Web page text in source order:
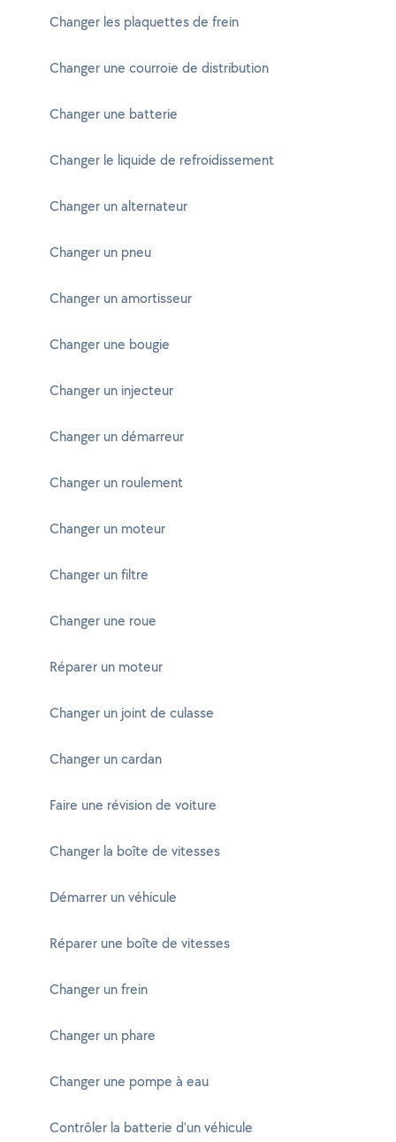
Changer les plaquettes de frein
Changer une courroie de distribution
Changer une batterie
Changer le liquide de refroidissement
Changer un alternateur
Changer un pneu
Changer un amortisseur
Changer une bougie
Changer un injecteur
Changer un démarreur
Changer un roulement
Changer un moteur
Changer un filtre
Changer une roue
Réparer un moteur
Changer un joint de culasse
Changer un cardan
Faire une révision de voiture
Changer la boîte de vitesses
Démarrer un véhicule
Réparer une boîte de vitesses
Changer un frein
Changer un phare
Changer une pompe à eau
Contrôler la batterie d'un véhicule